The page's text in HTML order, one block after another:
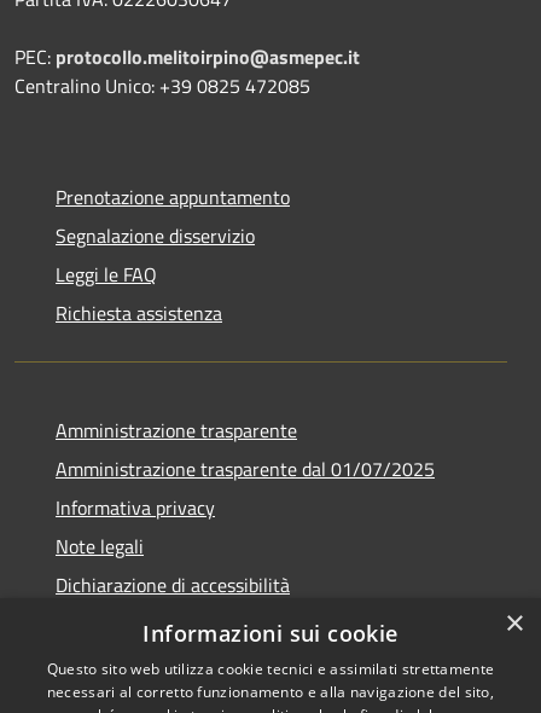
PEC: protocollo.melitoirpino@asmepec.it
Centralino Unico: +39 0825 472085
Prenotazione appuntamento
Segnalazione disservizio
Leggi le FAQ
Richiesta assistenza
Amministrazione trasparente
Amministrazione trasparente dal 01/07/2025
Informativa privacy
Note legali
Dichiarazione di accessibilità
Whistleblowing
×
Informazioni sui cookie
Questo sito web utilizza cookie tecnici e assimilati strettamente
necessari al corretto funzionamento e alla navigazione del sito,